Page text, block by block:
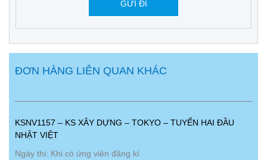
ĐƠN HÀNG LIÊN QUAN KHÁC
KSNV1157 – KS XÂY DỰNG – TOKYO – TUYỂN HAI ĐẦU
NHẬT VIỆT
Ngày thi: Khi có ứng viên đăng kí